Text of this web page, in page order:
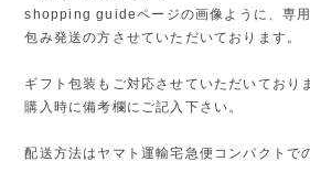
shopping guideページの画像ように、専
包み発送の方させていただいております。
ギフト包装もご対応させていただいており
購入時に備考欄にご記入下さい。
配送方法はヤマト運輸宅急便コンパクトで